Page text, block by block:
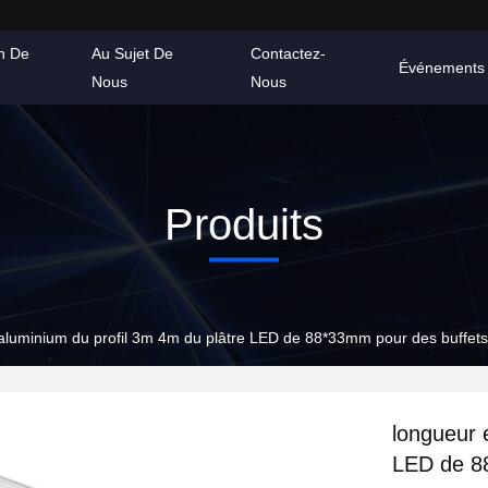
De
Au Sujet De
Nous
Contactez-
Nous
Événements
Produits
du profil 3m 4m du plâtre LED de 88*33mm pour des buffets
longueur
LED de